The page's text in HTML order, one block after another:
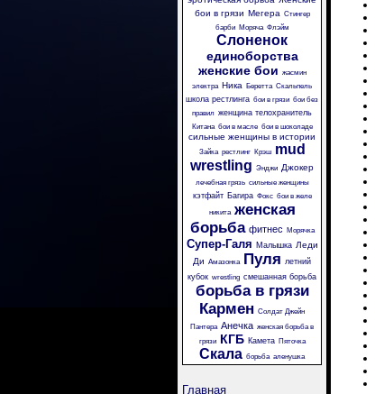
бои в грязи Мегера Стингер
барби
Моряча Флэйм
Слоненок
единоборства
женские бои жасмин
электра Ника Беретта Скальпель
школа рестлинга бои в грязи бои без
правил женщина телохранитель
Китана бои в масле бои в шоколаде
сильные женщины в истории
Зайка рестлинг Крэш
mud
wrestling Энджи Джокер
лечебная грязь сильные женщины
кэтфайт Багира Фокс бои в желе
никита женская
борьба фитнес Морячка
Супер-Галя Малышка Леди
Ди Амазонка Пуля летний
кубок wrestling смешанная борьба
борьба в грязи
Кармен Солдат Джейн
Пантера Анечка женская борьба в
грязи
КГБ Камета Пяточка
Скала борьба аленушка
Главная